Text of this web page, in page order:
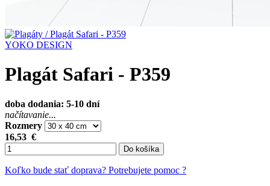
YOKO DESIGN
Plagát Safari - P359
doba dodania: 5-10 dní
načítavanie...
Rozmery
16,53 €
Do košíka
Koľko bude stať doprava? Potrebujete pomoc ?